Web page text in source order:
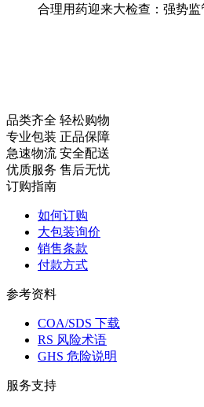
合理用药迎来大检查：强势监
品类齐全 轻松购物
专业包装 正品保障
急速物流 安全配送
优质服务 售后无忧
订购指南
如何订购
大包装询价
销售条款
付款方式
参考资料
COA/SDS 下载
RS 风险术语
GHS 危险说明
服务支持